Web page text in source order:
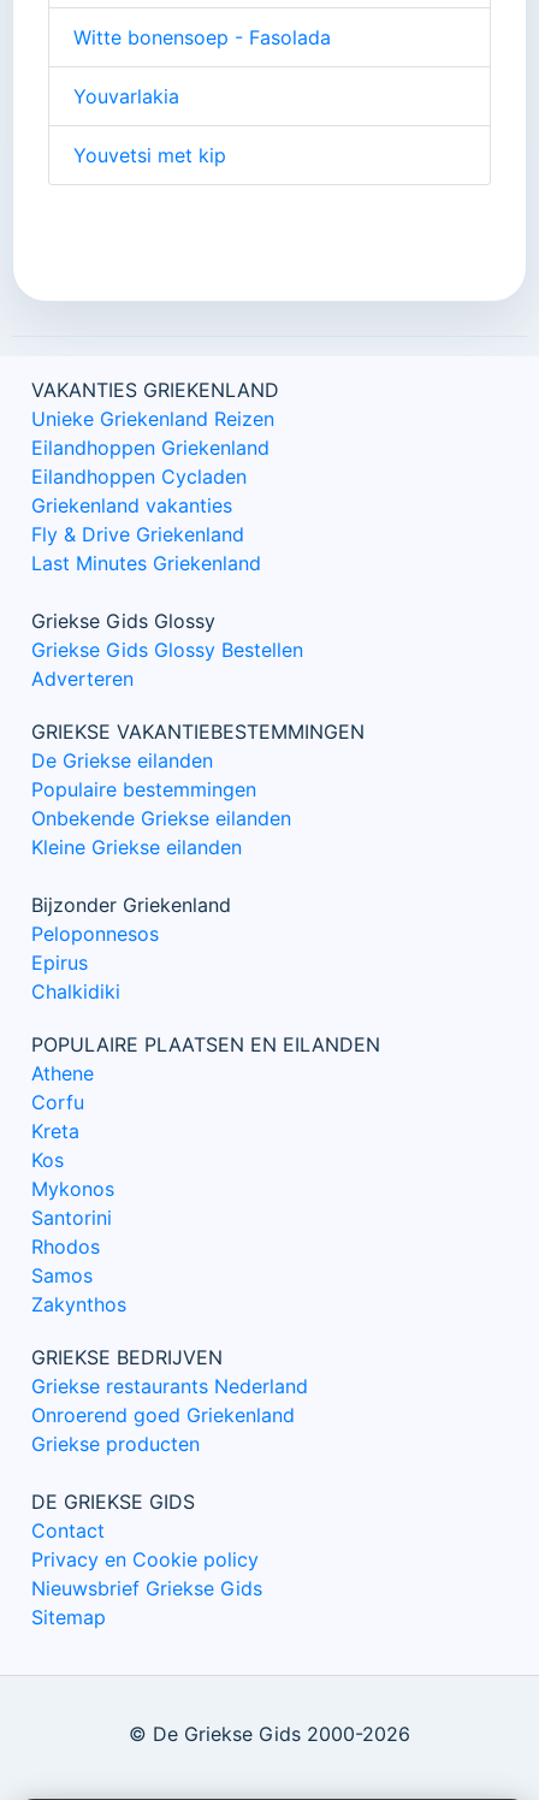
Witte bonensoep - Fasolada
Youvarlakia
Youvetsi met kip
VAKANTIES GRIEKENLAND
Unieke Griekenland Reizen
Eilandhoppen Griekenland
Eilandhoppen Cycladen
Griekenland vakanties
Fly & Drive Griekenland
Last Minutes Griekenland
Griekse Gids Glossy
Griekse Gids Glossy Bestellen
Adverteren
GRIEKSE VAKANTIEBESTEMMINGEN
De Griekse eilanden
Populaire bestemmingen
Onbekende Griekse eilanden
Kleine Griekse eilanden
Bijzonder Griekenland
Peloponnesos
Epirus
Chalkidiki
POPULAIRE PLAATSEN EN EILANDEN
Athene
Corfu
Kreta
Kos
Mykonos
Santorini
Rhodos
Samos
Zakynthos
GRIEKSE BEDRIJVEN
Griekse restaurants Nederland
Onroerend goed Griekenland
Griekse producten
DE GRIEKSE GIDS
Contact
Privacy en Cookie policy
Nieuwsbrief Griekse Gids
Sitemap
© De Griekse Gids 2000-2026